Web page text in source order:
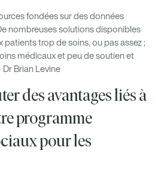
fondées sur des données
nombreuses solutions disponibles
patients trop de soins, ou pas assez ;
médicaux et peu de soutien et
Brian Levine
des avantages liés à
programme
pour les